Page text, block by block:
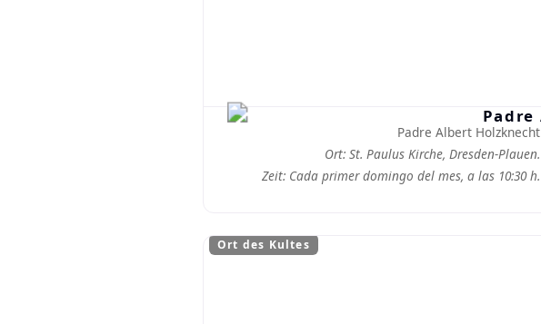
Padre Albert Holzknecht
Ort: St. Paulus Kirche, Dresden-Plauen.
Zeit: Cada primer domingo del mes, a las 10:30 h.
Ort des Kultes